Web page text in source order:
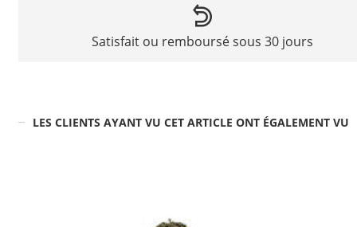
Satisfait ou remboursé sous 30 jours
LES CLIENTS AYANT VU CET ARTICLE ONT ÉGALEMENT VU